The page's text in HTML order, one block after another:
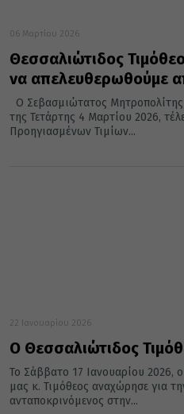
06 Μαρτίου 2026
Θεσσαλιώτιδος
να απελευθερωθούμε
Ο Σεβασμιώτατος
της Τετάρτης 4 Μαρτίου 2026,
Προηγιασμένων Τιμίων...
22 Ιανουαρίου 2026
Ο Θεσσαλιώτιδος
Το Σάββατο 17 Ιανουαρίου 2026,
μας κ. Τιμόθεος αναχώρησε για
ανταποκρινόμενος στην...